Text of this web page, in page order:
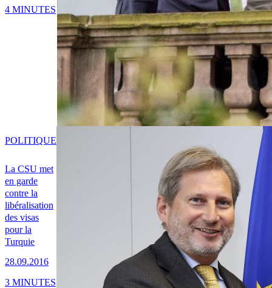
4 MINUTES
La CSU met
en garde
contre la
libéralisation
des visas
pour la
Turquie
28.09.2016
POLITIQUE
3 MINUTES